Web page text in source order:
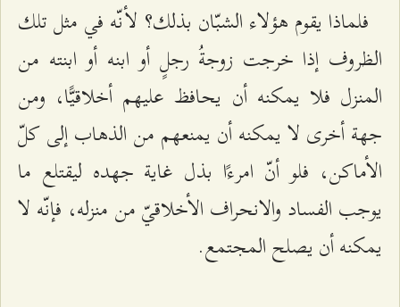
فلماذا يقوم هؤلاء الشبّان بذلك؟ لأنّه في مثل تلك
الظروف إذا خرجت زوجةُ رجلٍ أو ابنه أو ابنته من
المنزل فلا يمكنه أن يحافظ عليهم أخلاقيًّا، ومن
جهة أخرى لا يمكنه أن يمنعهم من الذهاب إلى كلّ
الأماكن، فلو أنّ امرءًا بذل غاية جهده ليقتلع ما
يوجب الفساد والانحراف الأخلاقيّ من منزله، فإنّه لا
يمكنه أن يصلح المجتمع.